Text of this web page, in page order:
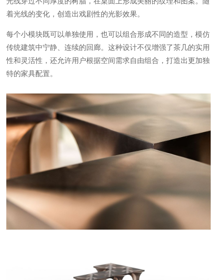
着光线的变化，创造出戏剧性的光影效果。
每个小模块既可以单独使用，也可以组合形成不同的造型，模仿
传统建筑中宁静、连续的回廊。这种设计不仅增强了茶几的实用
性和灵活性，还允许用户根据空间需求自由组合，打造出更加独
特的家具配置。